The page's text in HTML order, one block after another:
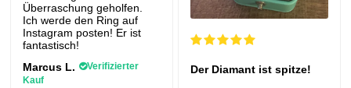
Überraschung geholfen.
Ich werde den Ring auf
Instagram posten! Er ist
fantastisch!
Marcus L.
Verifizierter
Kauf
Der Diamant ist spitze!